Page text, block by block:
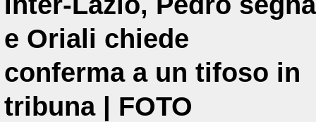
e Oriali chiede
conferma a un tifoso in
tribuna | FOTO